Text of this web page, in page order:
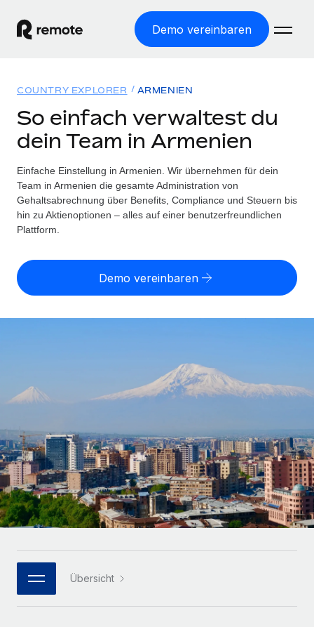
Demo vereinbaren
WELTWEITE BESCHÄFTIGUNG
Globale Payroll
Einfache, rechtssicher Payroll
Employer of Record
Weltweites Wachstum ohne Kosten für Niederlassungen
Contractor of Record
Rechtssichere, weltweite Arbeit mit Freelancer:innen
Globales Onboarding und Verwalten von
Auslagern von komplexen HR-Aufgaben
Remote Embedded
Nahtlose Integration der HR in bestehende Abläufe
Plattform
Integrierte HR-Kernfunktionen für dein Team
MCP
Integrationen
Lösungen
WELTWEITE ABDECKUNG
Country Explorer
Länderspezifische Unterstützung bei der Einstellung
Einfache Einstellung in allen US-Bundesstaaten
Agile HR- und Payroll-Lösungen für wachsende
Mittelstand
Maßgeschneiderte HR-Lösungen, um Teams zu
vergrößern
Enterprise
Globale HR für Konzerne und Großunternehmen
PARTNER WERDEN
Flexible Einbettung von Global-HR-Funktionen in deine
Ressourcen
TOOLS UND RECHNER
Scheinselbstständigkeitsrisiko berechnen
Personalkostenrechner
Informationen zu möglichen Währungen und
Abwicklungsfristen für globale Freelancer:innen
LERNEN MIT REMOTE
Forschung und Leitfäden
Fallstudien
HR-Glossar
Bibliothek für Stellenbeschreibungen
Webinare
Preise
Español
Italiano
Português (Portugal)
한국어
COUNTRY EXPLORER ARMENIEN
So einfach verwaltest du
dein Team in Armenien
Einfache Einstellung in Armenien. Wir übernehmen für dein
Team in Armenien die gesamte Administration von
Gehaltsabrechnung über Benefits, Compliance und Steuern bis
hin zu Aktienoptionen – alles auf einer benutzerfreundlichen
Plattform.
Demo vereinbaren
Übersicht